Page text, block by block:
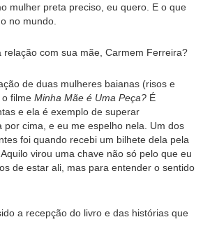
mulher preta preciso, eu quero. E o que
no mundo.
relação com sua mãe, Carmem Ferreira?
de duas mulheres baianas (risos e
filme Minha Mãe é Uma Peça? É
e ela é exemplo de superar
por cima, e eu me espelho nela. Um dos
foi quando recebi um bilhete dela pela
virou uma chave não só pelo que eu
de estar ali, mas para entender o sentido
a recepção do livro e das histórias que